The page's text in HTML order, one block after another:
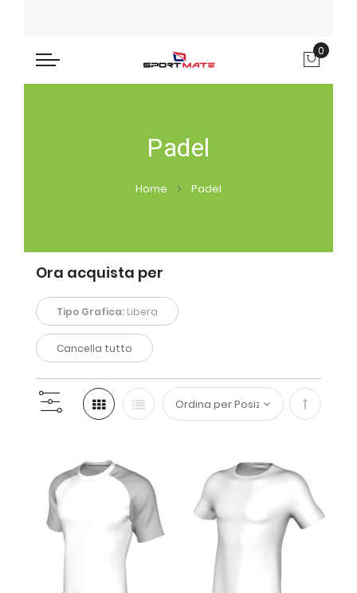
0
Padel
Home Padel
Ora acquista per
Tipo Grafica: Libera
Cancella tutto
Imposta
direzione